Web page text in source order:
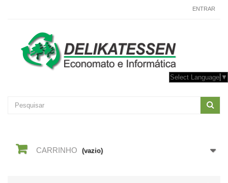
ENTRAR
Select Language ▼
CARRINHO (vazio)